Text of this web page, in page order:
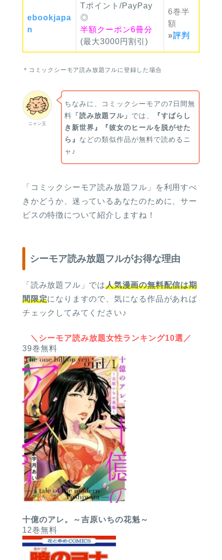
ebookjapa
n
Tポイント/PayPay
◎
半額クーポン6冊分
(最大3000円割引)
6巻半
額
»評判
＊コミックシーモア読み放題フルに登録した場合
ニャン玉
ちなみに、コミックシーモアの7日間無
料 「読み放題フル」 では、
『すばらし
き新世界』『彼女のヒールを脱がせた
ら』 などの類似作品が無料で読めるニ
ャ♪
「コミックシーモア読み放題フル」を利用すべ
きかどうか、迷っているあなたのために、サー
ビスの特徴について紹介しますね！
シーモア読み放題フルがお得な理由
「読み放題フル」では人気漫画の無料配信は期
間限定になりますので、気になる作品があれば
チェックしてみてください♪
＼シーモア読み放題女性ランキング10選／
39巻無料
十億のアレ。～吉原いちの花魁～
12巻無料